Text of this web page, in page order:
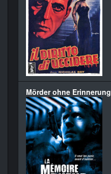
Mörder ohne Erinnerung